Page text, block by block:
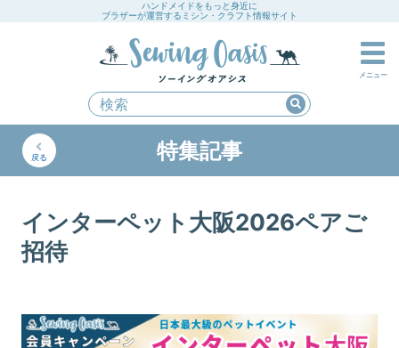
ハンドメイドをもっと身近に
ブラザーが運営するミシン・クラフト情報サイト
メニュー
戻る 特集記事
インターペット大阪2026ペアご
招待